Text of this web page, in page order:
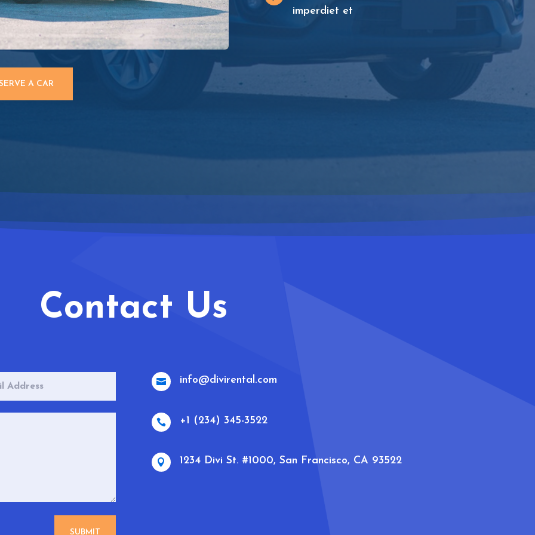
A CAR
imperdiet et
Contact Us
SUBMIT
 info@divirental.com
 +1 (234) 345-3522
 1234 Divi St. #1000, San Francisco, CA 93522